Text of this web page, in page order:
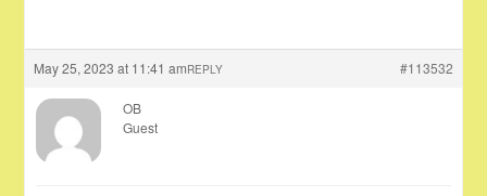
May 25, 2023 at 11:41 am #113532
REPLY
OB
Guest